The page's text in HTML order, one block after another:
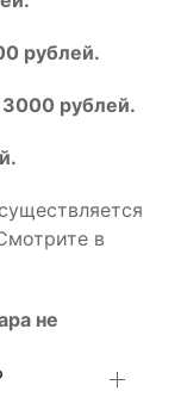
рублей.
рублей.
в
не